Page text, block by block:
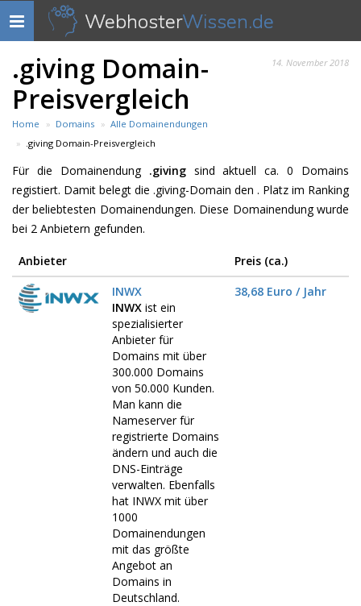
Navigation
anzeigen
WebhosterWissen.de
14. November 2018
.giving Domain-
Preisvergleich
Home Domains
Alle Domainendungen
.giving Domain-Preisvergleich
Für die Domainendung .givingsind aktuell ca. 0 Domains
registiert. Damit belegt die .giving-Domain den . Platz im Ranking
der beliebtesten Domainendungen. Diese Domainendung wurde
bei 2 Anbietern gefunden.
Anbieter
Preis (ca.)
INWX
INWX ist ein
spezialisierter
Anbieter für
Domains mit über
300.000 Domains
von 50.000 Kunden.
Man kann die
Nameserver für
registrierte Domains
ändern und auch die
DNS-Einträge
verwalten. Ebenfalls
hat INWX mit über
1000
Domainendungen
mit das größte
Angebot an
Domains in
Deutschland.
38,68 Euro / Jahr